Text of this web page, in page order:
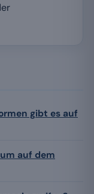
gibt es auf
auf dem